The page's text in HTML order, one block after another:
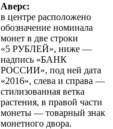
Аверс:
в центре расположено
обозначение номинала
монет в две строки
«5 РУБЛЕЙ», ниже —
надпись «БАНК
РОССИИ», под ней дата
«2016», слева и справа —
стилизованная ветка
растения, в правой части
монеты — товарный знак
монетного двора.